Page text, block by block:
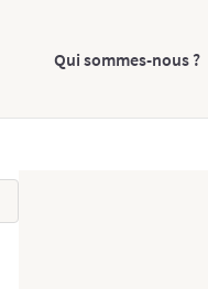
Qui sommes-nous ?